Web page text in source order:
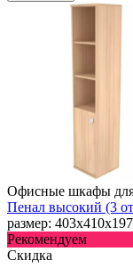
Офисные шкафы
Пенал высокий (3
размер:
Рекомендуем
Скидка